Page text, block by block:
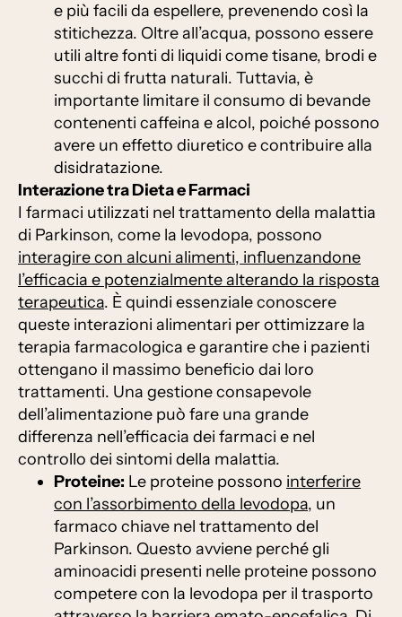
e più facili da espellere, prevenendo così la
stitichezza. Oltre all’acqua, possono essere
utili altre fonti di liquidi come tisane, brodi e
succhi di frutta naturali. Tuttavia, è
importante limitare il consumo di bevande
contenenti caffeina e alcol, poiché possono
avere un effetto diuretico e contribuire alla
disidratazione.
Interazione tra Dieta e Farmaci
I farmaci utilizzati nel trattamento della malattia
di Parkinson, come la levodopa, possono
interagire con alcuni alimenti, influenzandone
l’efficacia e potenzialmente alterando la risposta
terapeutica. È quindi essenziale conoscere
queste interazioni alimentari per ottimizzare la
terapia farmacologica e garantire che i pazienti
ottengano il massimo beneficio dai loro
trattamenti. Una gestione consapevole
dell’alimentazione può fare una grande
differenza nell’efficacia dei farmaci e nel
controllo dei sintomi della malattia.
Proteine: Le proteine possono interferire
con l’assorbimento della levodopa, un
farmaco chiave nel trattamento del
Parkinson. Questo avviene perché gli
aminoacidi presenti nelle proteine possono
competere con la levodopa per il trasporto